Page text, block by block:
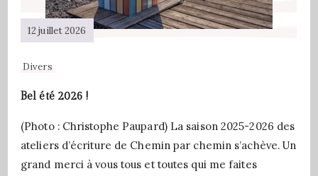
12 juillet 2026
Divers
Bel été 2026 !
(Photo : Christophe Paupard) La saison 2025-2026 des
ateliers d’écriture de Chemin par chemin s’achève. Un
grand merci à vous tous et toutes qui me faites